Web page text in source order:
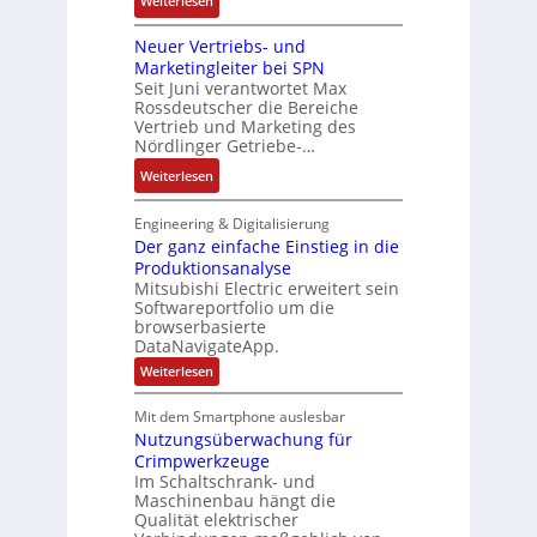
o
s
i
t
i
v
e
M
o
m
e
n
t
a
u
f
n
h
m
e
,
g
i
o
n
a
b
r
i
k
e
m
t
e
c
h
n
k
G
s
c
h
ä
f
t
s
f
ü
h
r
e
D
a
s
s
a
u
l
t
S
y
s
t
è
m
e
s
:
2
-
E
r
g
Neuer Vertriebs- und
Marketingleiter bei SPN
Seit Juni verantwortet Max
Rossdeutscher die Bereiche
Vertrieb und Marketing des
Nördlinger Getriebe-…
Weiterlesen:
N
e
u
e
r
V
e
r
t
i
e
b
s
-
Engineering & Digitalisierung
Der ganz einfache Einstieg in die
Produktionsanalyse
Mitsubishi Electric erweitert sein
Softwareportfolio um die
browserbasierte
DataNavigateApp.
Weiterlesen:
D
r
g
a
n
z
e
i
Mit dem Smartphone auslesbar
Nutzungsüberwachung für
Crimpwerkzeuge
Im Schaltschrank- und
Maschinenbau hängt die
Qualität elektrischer